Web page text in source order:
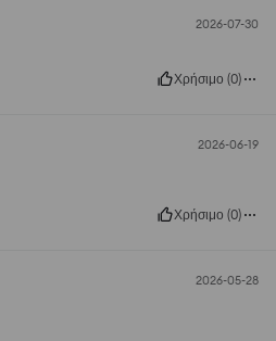
2026-07-30
Χρήσιμο (0)
2026-06-19
Χρήσιμο (0)
2026-05-28